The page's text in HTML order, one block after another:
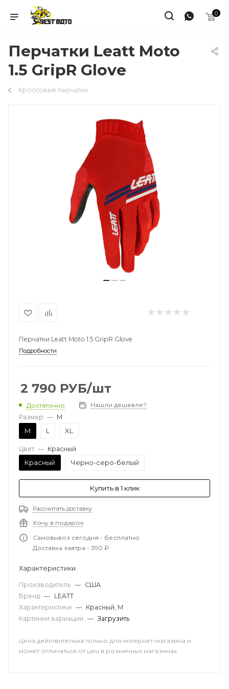
0
Перчатки Leatt Moto
1.5 GripR Glove
Кроссовые перчатки
Перчатки Leatt Moto 1.5 GripR Glove
Подробности
2 790 РУБ/шт
Достаточно
Нашли дешевле?
Размер — M
M L XL
Цвет — Красный
Красный Черно-серо-белый
Купить в 1 клик
Рассчитать доставку
Хочу в подарок
Самовывоз сегодня - бесплатно
Доставка завтра - 390 ₽
Характеристики
Производитель — США
Бренд — LEATT
Характеристики — Красный, M
Картинки вариации — Загрузить
Цена действительна только для интернет-магазина и
может отличаться от цен в розничных магазинах